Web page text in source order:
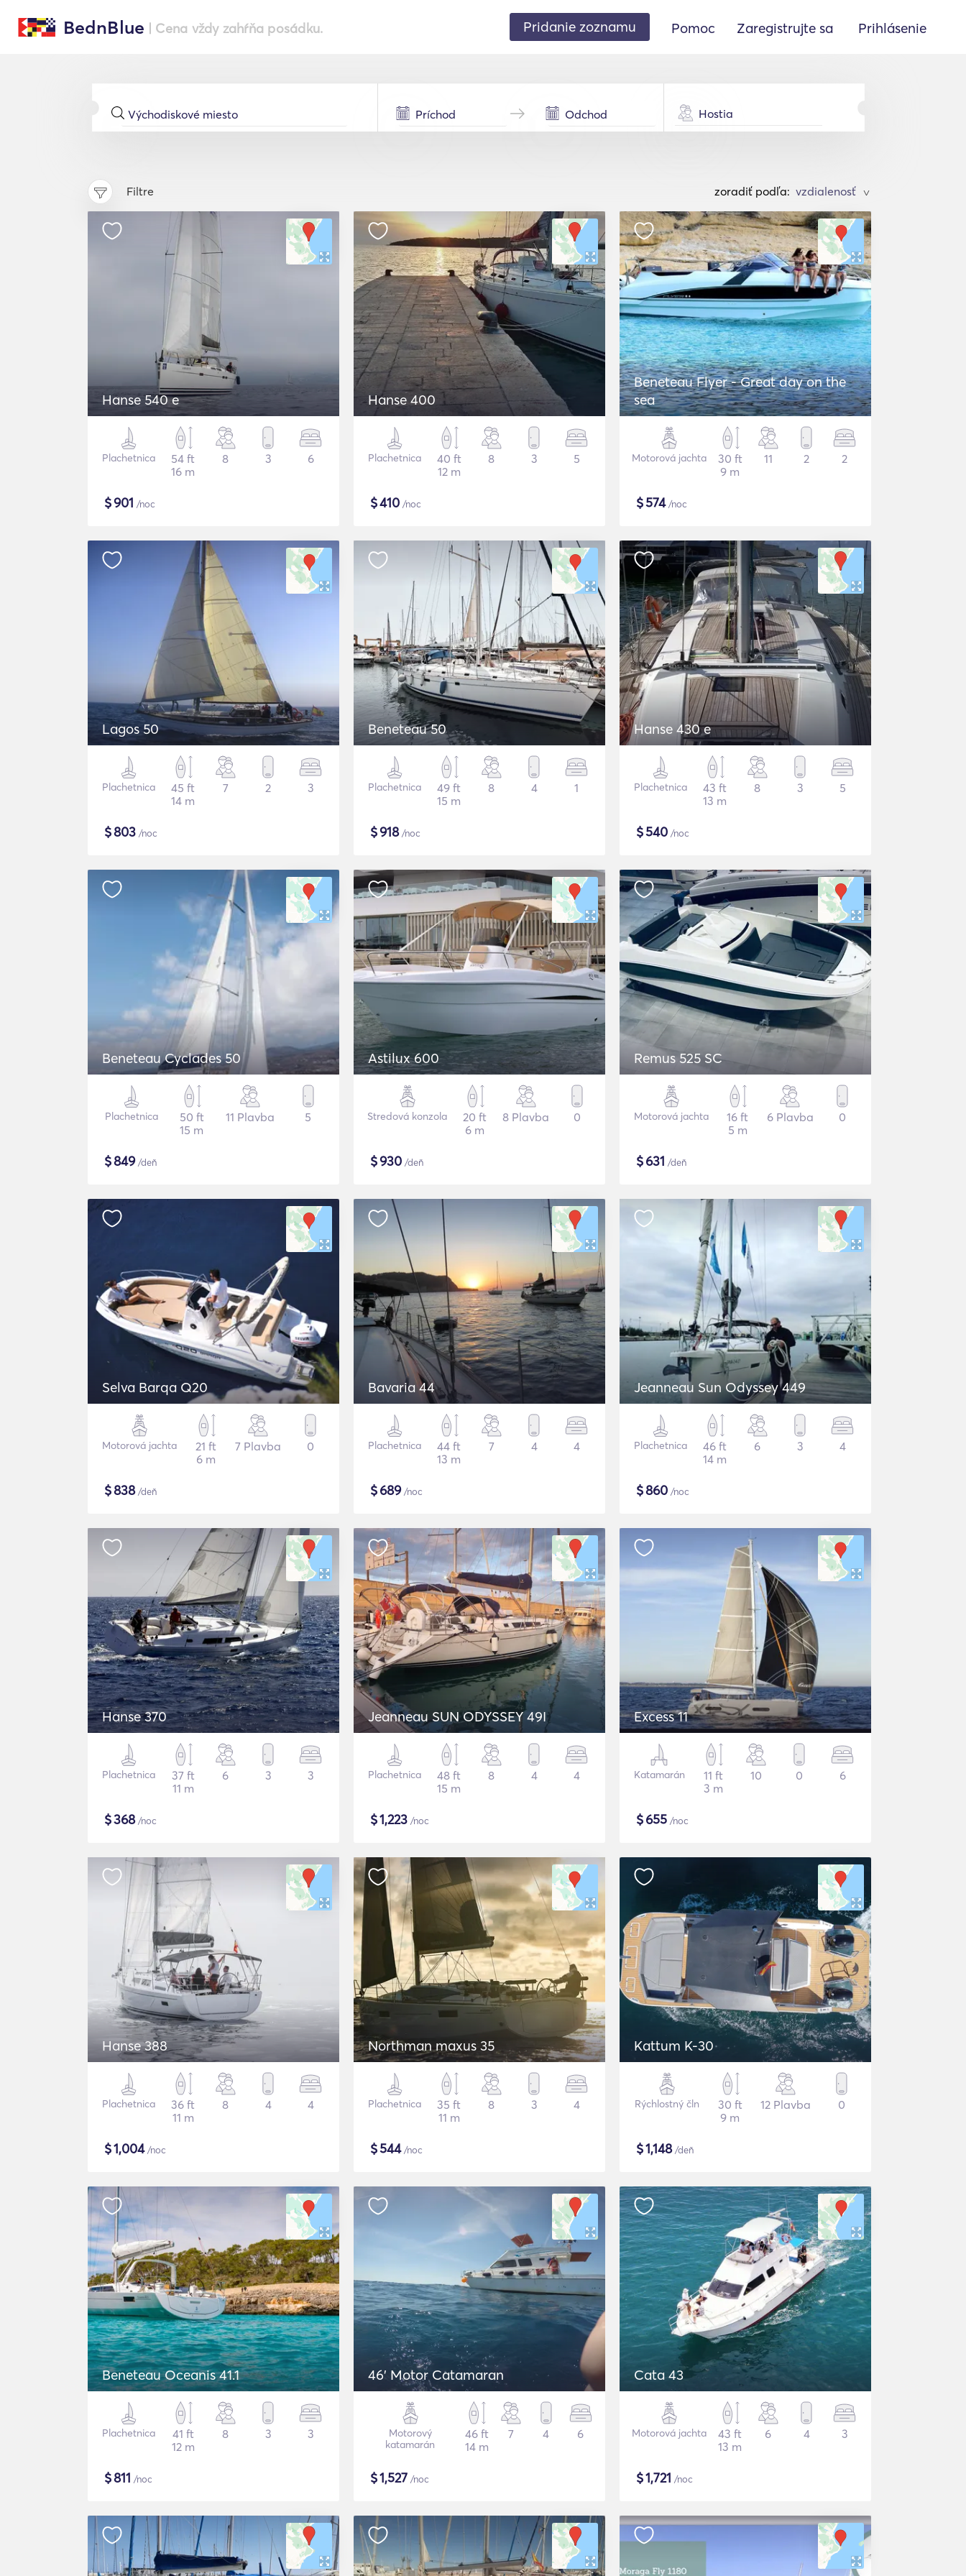
BednBlue | Cena vždy zahŕňa posádku. Pridanie zoznamu Pomoc Zaregistrujte sa Prihlásenie
Hostia
Filtre zoradiť podľa: >
Hanse 540 e
Plachetnica
54 ft
16 m
8 3 6
$901 /noc
Hanse 400
Plachetnica
40 ft
12 m
8 3 5
$410 /noc
Beneteau Flyer - Great day on the
sea
Motorová jachta
30 ft
9 m
11 2 2
$574/noc
Lagos 50
Plachetnica
45 ft
14 m
7 2 3
$803 /noc
Beneteau 50
Plachetnica
49 ft
15 m
8 4 1
$918/noc
Hanse 430 e
Plachetnica
43 ft
13 m
8 3 5
$540 /noc
Beneteau Cyclades 50
Plachetnica
50 ft
15 m
11 Plavba 5
$849/deň
Astilux 600
Stredová konzola
20 ft
6 m
8 Plavba 0
$930 /deň
Remus 525 SC
Motorová jachta
16 ft
5 m
6 Plavba 0
$631 /deň
Selva Barqa Q20
Motorová jachta
21 ft
6 m
7 Plavba 0
$838/deň
Bavaria 44
Plachetnica
44 ft
13 m
7 4 4
$689/noc
Jeanneau Sun Odyssey 449
Plachetnica
46 ft
14 m
6 3 4
$860 /noc
Hanse 370
Plachetnica
37 ft
11 m
6 3 3
$368/noc
Jeanneau SUN ODYSSEY 49I
Plachetnica
48 ft
15 m
8 4 4
$1,223 /noc
Excess 11
Katamarán
11 ft
3 m
10 0 6
$655 /noc
Hanse 388
Plachetnica
36 ft
11 m
8 4 4
$1,004/noc
Northman maxus 35
Plachetnica
35 ft
11 m
8 3 4
$544/noc
Kattum K-30
Rýchlostný čln
30 ft
9 m
12 Plavba 0
$1,148/deň
Beneteau Oceanis 41.1
Plachetnica
41 ft
12 m
8 3 3
$811 /noc
46' Motor Catamaran
Motorový
katamarán
46 ft
14 m
7 4 6
$1,527 /noc
Cata 43
Motorová jachta
43 ft
13 m
6 4 3
$1,721 /noc